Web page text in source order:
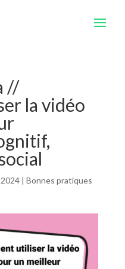
//
la vidéo
| Bonnes pratiques